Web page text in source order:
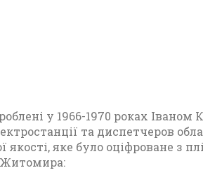
о
Ж
и
т
у 1966-1970 роках
та диспетчеров
яке було оціфроване з
Житомира: